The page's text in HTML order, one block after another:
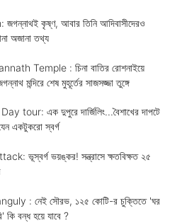
কৃষ্ণ, আবার তিনি আদিবাসীদেরও
অজানা তথ্য
Temple : চিনা বাতির রোশনাইয়ে
মন্দিরে শেষ মুহূর্তের সাজসজ্জা তুঙ্গে
tour: এক দুপুরে দার্জিলিং...বৈশাখের দাপটে
একটুকরো স্বর্গ
ক্ষতবিক্ষত ২৫
: নেই সৌরভ, ১২৫ কোটি-র চুক্তিতে 'ঘর
কি বন্ধ হয়ে যাবে ?